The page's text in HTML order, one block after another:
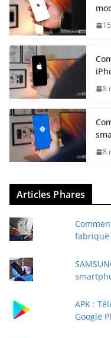
8
8
Articles Phares
fabriqué
APK :
Google